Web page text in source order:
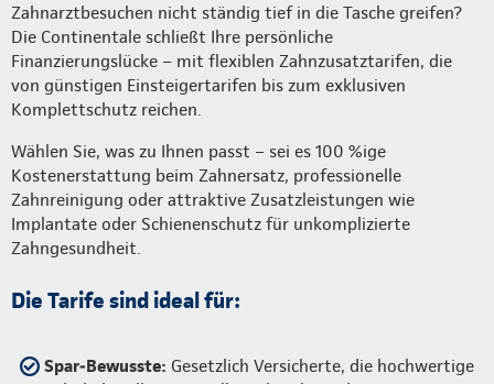
Zahnarztbesuchen nicht ständig tief in die Tasche greifen?
Die Continentale schließt Ihre persönliche
Finanzierungslücke – mit flexiblen Zahnzusatztarifen, die
von günstigen Einsteigertarifen bis zum exklusiven
Komplettschutz reichen.
Wählen Sie, was zu Ihnen passt – sei es 100 %ige
Kostenerstattung beim Zahnersatz, professionelle
Zahnreinigung oder attraktive Zusatzleistungen wie
Implantate oder Schienenschutz für unkomplizierte
Zahngesundheit.
Die Tarife sind ideal für:
Spar‑Bewusste: Gesetzlich Versicherte, die hochwertige